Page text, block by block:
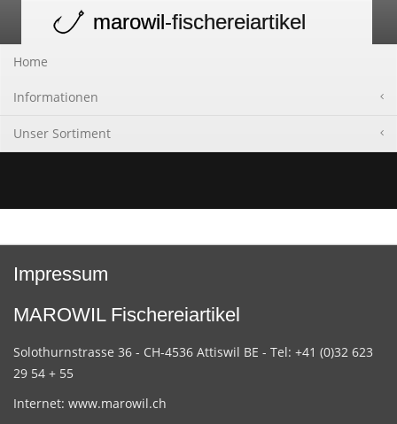
navigation
marowil-fischereiartikel
Home
Informationen
Unser Sortiment
Impressum
MAROWIL Fischereiartikel
Solothurnstrasse 36 - CH-4536 Attiswil BE - Tel: +41 (0)32 623
29 54 + 55
Internet: www.marowil.ch